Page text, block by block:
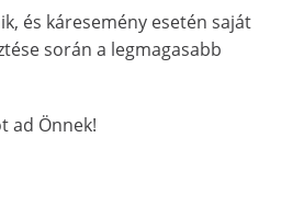
és káresemény esetén saját
során a legmagasabb
ad Önnek!